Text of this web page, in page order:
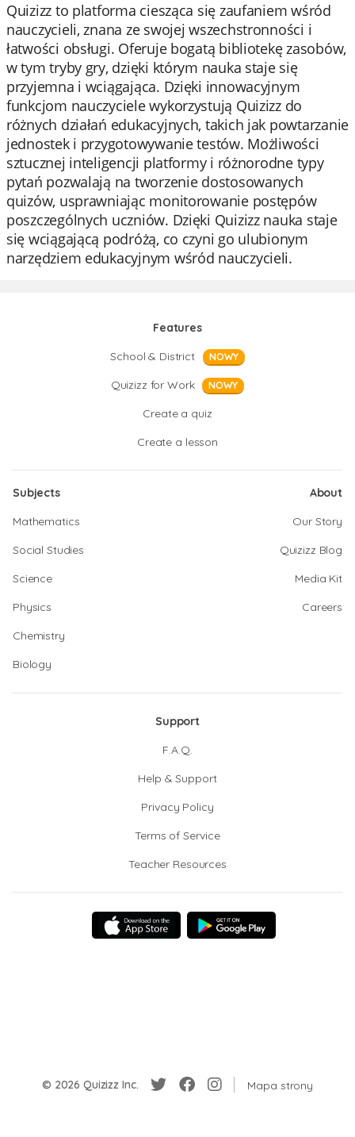
Quizizz to platforma ciesząca się zaufaniem wśród
nauczycieli, znana ze swojej wszechstronności i
łatwości obsługi. Oferuje bogatą bibliotekę zasobów,
w tym tryby gry, dzięki którym nauka staje się
przyjemna i wciągająca. Dzięki innowacyjnym
funkcjom nauczyciele wykorzystują Quizizz do
różnych działań edukacyjnych, takich jak powtarzanie
jednostek i przygotowywanie testów. Możliwości
sztucznej inteligencji platformy i różnorodne typy
pytań pozwalają na tworzenie dostosowanych
quizów, usprawniając monitorowanie postępów
poszczególnych uczniów. Dzięki Quizizz nauka staje
się wciągającą podróżą, co czyni go ulubionym
narzędziem edukacyjnym wśród nauczycieli.
Features
School & District
NOWY
Quizizz for Work NOWY
Create a quiz
Create a lesson
Subjects
Mathematics
Social Studies
Science
Physics
Chemistry
Biology
About
Our Story
Quizizz Blog
Media Kit
Careers
Support
F.A.Q.
Help & Support
Privacy Policy
Terms of Service
Teacher Resources
© 2026 Quizizz Inc. Mapa strony